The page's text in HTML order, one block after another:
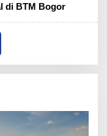
di BTM Bogor